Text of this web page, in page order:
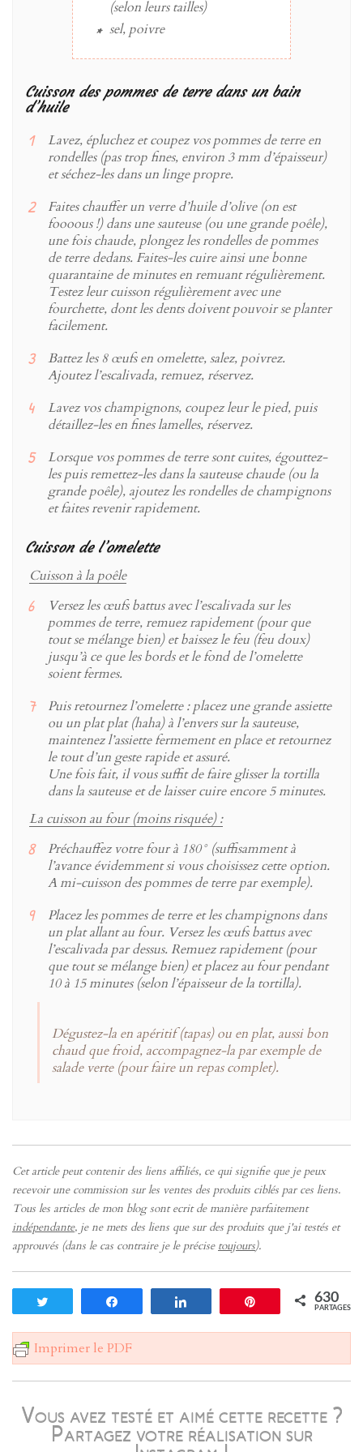
(selon leurs tailles)
sel, poivre
Cuisson des pommes de terre dans un bain
d’huile
Lavez, épluchez et coupez vos pommes de terre en
rondelles (pas trop fines, environ 3 mm d’épaisseur)
et séchez-les dans un linge propre.
Faites chauffer un verre d’huile d’olive (on est
foooous !) dans une sauteuse (ou une grande poêle),
une fois chaude, plongez les rondelles de pommes
de terre dedans. Faites-les cuire ainsi une bonne
quarantaine de minutes en remuant régulièrement.
Testez leur cuisson régulièrement avec une
fourchette, dont les dents doivent pouvoir se planter
facilement.
Battez les 8 œufs en omelette, salez, poivrez.
Ajoutez l’escalivada, remuez, réservez.
Lavez vos champignons, coupez leur le pied, puis
détaillez-les en fines lamelles, réservez.
Lorsque vos pommes de terre sont cuites, égouttez-
les puis remettez-les dans la sauteuse chaude (ou la
grande poêle), ajoutez les rondelles de champignons
et faites revenir rapidement.
Cuisson de l’omelette
Cuisson à la poêle
Versez les œufs battus avec l’escalivada sur les
pommes de terre, remuez rapidement (pour que
tout se mélange bien) et baissez le feu (feu doux)
jusqu’à ce que les bords et le fond de l’omelette
soient fermes.
Puis retournez l’omelette : placez une grande assiette
ou un plat plat (haha) à l’envers sur la sauteuse,
maintenez l’assiette fermement en place et retournez
le tout d’un geste rapide et assuré.
Une fois fait, il vous suffit de faire glisser la tortilla
dans la sauteuse et de laisser cuire encore 5 minutes.
La cuisson au four (moins risquée) :
Préchauffez votre four à 180° (suffisamment à
l’avance évidemment si vous choisissez cette option.
A mi-cuisson des pommes de terre par exemple).
Placez les pommes de terre et les champignons dans
un plat allant au four. Versez les œufs battus avec
l’escalivada par dessus. Remuez rapidement (pour
que tout se mélange bien) et placez au four pendant
10 à 15 minutes (selon l’épaisseur de la tortilla).
Dégustez-la en apéritif (tapas) ou en plat, aussi bon
chaud que froid, accompagnez-la par exemple de
salade verte (pour faire un repas complet).
Cet article peut contenir des liens affiliés, ce qui signifie que je peux
recevoir une commission sur les ventes des produits ciblés par ces liens.
Tous les articles de mon blog sont ecrit de manière parfaitement
indépendante, je ne mets des liens que sur des produits que j'ai testés et
approuvés (dans le cas contraire je le précise toujours).
Enregistrer630
PARTAGES
Imprimer le PDF
Vous avez testé et aimé cette recette ?
Partagez votre réalisation sur